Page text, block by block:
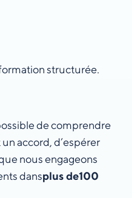
structurée.
de comprendre
accord, d’espérer
nous engageons
dansplus de100